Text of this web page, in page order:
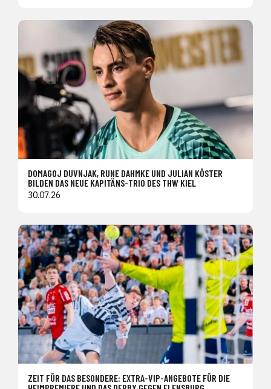
DOMAGOJ DUVNJAK, RUNE DAHMKE UND JULIAN KÖSTER
BILDEN DAS NEUE KAPITÄNS-TRIO DES THW KIEL
30.07.26
ZEIT FÜR DAS BESONDERE: EXTRA-VIP-ANGEBOTE FÜR DIE